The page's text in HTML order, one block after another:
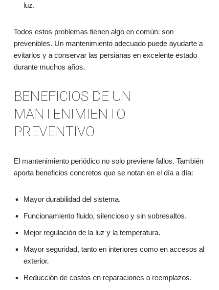
luz.
Todos estos problemas tienen algo en común: son
prevenibles. Un mantenimiento adecuado puede ayudarte a
evitarlos y a conservar las persianas en excelente estado
durante muchos años.
BENEFICIOS DE UN
MANTENIMIENTO
PREVENTIVO
El mantenimiento periódico no solo previene fallos. También
aporta beneficios concretos que se notan en el día a día:
Mayor durabilidad del sistema.
Funcionamiento fluido, silencioso y sin sobresaltos.
Mejor regulación de la luz y la temperatura.
Mayor seguridad, tanto en interiores como en accesos al
exterior.
Reducción de costos en reparaciones o reemplazos.